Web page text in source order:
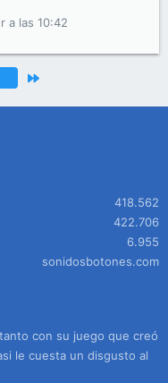
a las 10:42
418.562
422.706
6.955
sonidosbotones.com
con su juego que creó
le cuesta un disgusto al